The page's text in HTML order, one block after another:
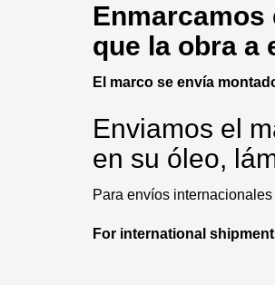
Enmarcamos
que la obra a
El marco se envía
Enviamos el
en su óleo,
Para envíos
For international